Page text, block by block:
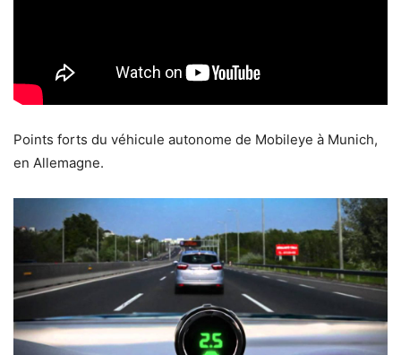
Points forts du véhicule autonome de Mobileye à Munich,
en Allemagne.